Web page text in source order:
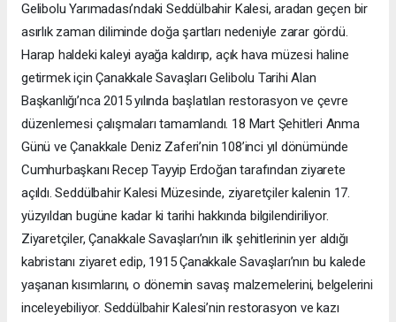
Gelibolu Yarımadası’ndaki Seddülbahir Kalesi, aradan geçen bir
asırlık zaman diliminde doğa şartları nedeniyle zarar gördü.
Harap haldeki kaleyi ayağa kaldırıp, açık hava müzesi haline
getirmek için Çanakkale Savaşları Gelibolu Tarihi Alan
Başkanlığı’nca 2015 yılında başlatılan restorasyon ve çevre
düzenlemesi çalışmaları tamamlandı. 18 Mart Şehitleri Anma
Günü ve Çanakkale Deniz Zaferi’nin 108’inci yıl dönümünde
Cumhurbaşkanı Recep Tayyip Erdoğan tarafından ziyarete
açıldı. Seddülbahir Kalesi Müzesinde, ziyaretçiler kalenin 17.
yüzyıldan bugüne kadar ki tarihi hakkında bilgilendiriliyor.
Ziyaretçiler, Çanakkale Savaşları’nın ilk şehitlerinin yer aldığı
kabristanı ziyaret edip, 1915 Çanakkale Savaşları’nın bu kalede
yaşanan kısımlarını, o dönemin savaş malzemelerini, belgelerini
inceleyebiliyor. Seddülbahir Kalesi’nin restorasyon ve kazı